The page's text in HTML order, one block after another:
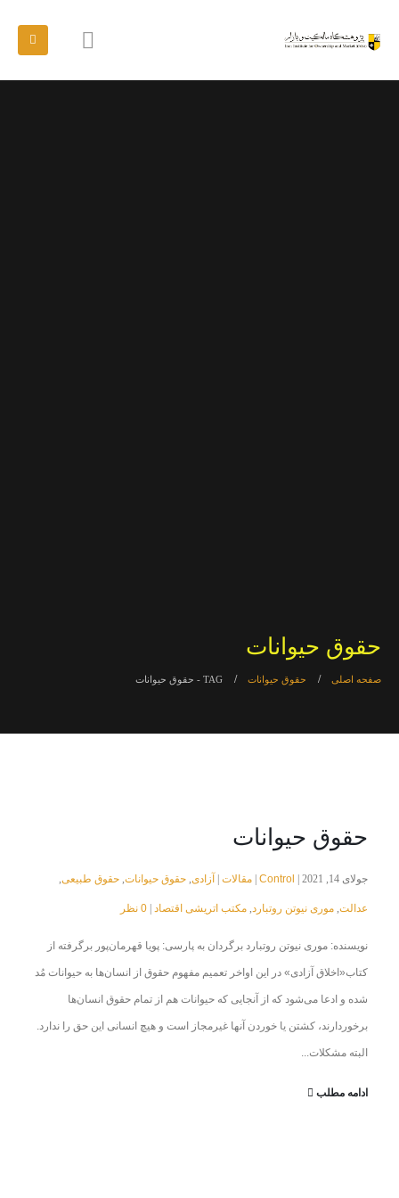
حقوق حیوانات
صفحه اصلی حقوق حیوانات TAG - حقوق حیوانات
حقوق حیوانات
جولای 14, 2021 | Control مقالات آزادی, حقوق حیوانات, حقوق طبیعی,
عدالت, موری نیوتن روتبارد , مکتب اتریشی اقتصاد 0 نظر
نویسنده: موری نیوتن روتبارد برگردان به پارسی: پویا قهرمان‌پور برگرفته از
کتاب«اخلاق آزادی» در این اواخر تعمیم مفهوم حقوق از انسان‌ها به حیوانات مُد
شده و ادعا می‌شود که از آنجایی که حیوانات هم از تمام حقوق انسان‌ها
برخوردارند، کشتن یا خوردن آنها غیرمجاز است و هیچ انسانی این حق را ندارد.
البته مشکلات...
ادامه مطلب